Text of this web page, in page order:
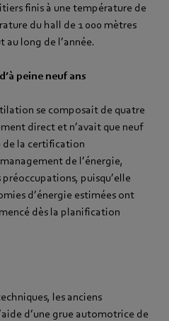
finis à une température de
du hall de 1 000 mètres
long de l’année.
peine neuf ans
se composait de quatre
direct et n’avait que neuf
de la certification
de l’énergie,
puisqu’elle
d’énergie estimées ont
dès la planification
les anciens
d’une grue automotrice de